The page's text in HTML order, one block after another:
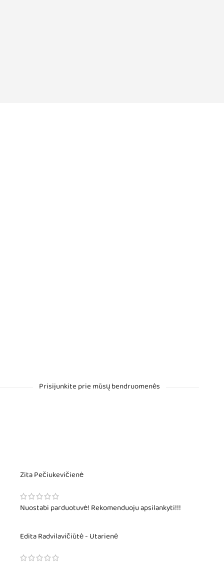
Prisijunkite prie mūsų bendruomenės
Zita Pečiukevičienė
Nuostabi parduotuvė! Rekomenduoju apsilankyti!!!
Edita Radvilavičiūtė - Utarienė